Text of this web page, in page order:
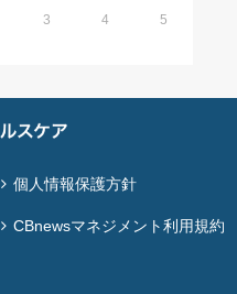
3 4 5
個人情報保護方針
CBnewsマネジメント利用規約